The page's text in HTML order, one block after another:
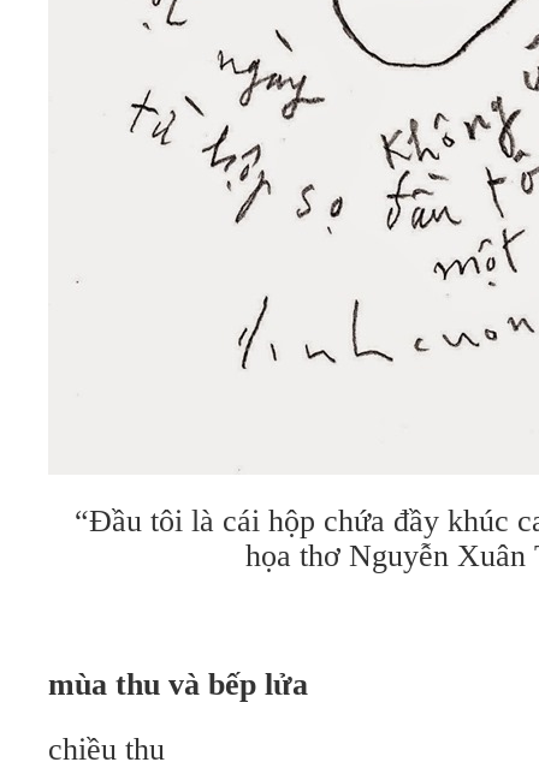
“Đầu tôi là cái hộp chứa đầy khúc
họa thơ Nguyễn Xuân
mùa thu và bếp lửa
chiều thu